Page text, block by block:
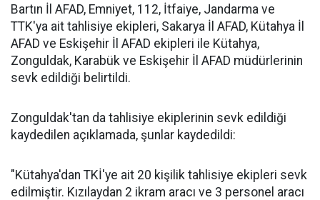
Bartın İl AFAD, Emniyet, 112, İtfaiye, Jandarma ve
TTK'ya ait tahlisiye ekipleri, Sakarya İl AFAD, Kütahya İl
AFAD ve Eskişehir İl AFAD ekipleri ile Kütahya,
Zonguldak, Karabük ve Eskişehir İl AFAD müdürlerinin
sevk edildiği belirtildi.
Zonguldak'tan da tahlisiye ekiplerinin sevk edildiği
kaydedilen açıklamada, şunlar kaydedildi:
"Kütahya'dan TKİ'ye ait 20 kişilik tahlisiye ekipleri sevk
edilmiştir. Kızılaydan 2 ikram aracı ve 3 personel aracı